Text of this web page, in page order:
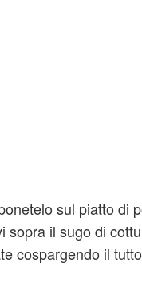
sul piatto di
sopra il sugo di
cospargendo il